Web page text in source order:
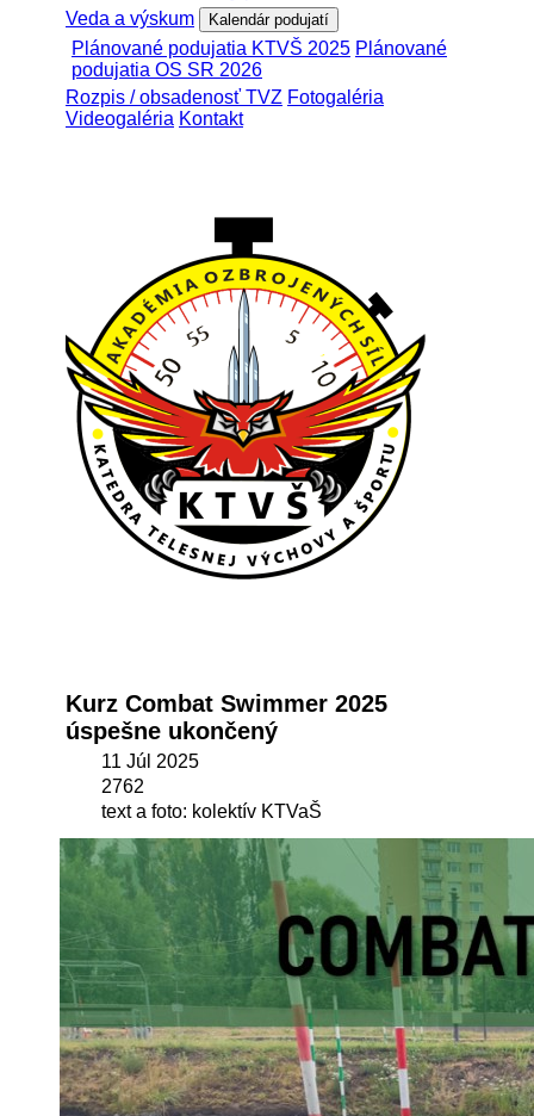
Veda a výskum
Kalendár podujatí
Plánované podujatia KTVŠ 2025 Plánované
podujatia OS SR 2026
Rozpis / obsadenosť TVZ Fotogaléria
Videogaléria Kontakt
Kurz Combat Swimmer 2025
úspešne ukončený
11 Júl 2025
2762
text a foto: kolektív KTVaŠ